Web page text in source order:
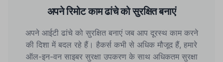
अपने रिमोट काम ढांचे को सुरक्षित बनाएं
अपने आईटी ढांचे को सुरक्षित बनाएं जब आप दूरस्थ काम करने
की दिशा में बदल रहे हैं। हैकर्स कभी से अधिक मौजूद हैं, हमारे
ऑल-इन-वन साइबर सुरक्षा उपकरण के साथ अधिकतम सुरक्षा